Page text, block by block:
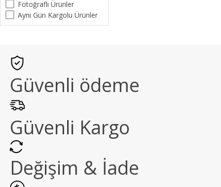
Fotoğraflı Ürünler
Aynı Gün Kargolu Ürünler
Güvenli ödeme
Güvenli Kargo
Değişim & İade